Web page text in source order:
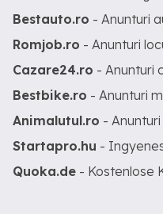
Bestauto.ro - Anunturi
Romjob.ro - Anunturi
Cazare24.ro - Anunturi
Bestbike.ro - Anunturi
Animalutul.ro -
Startapro.hu -
Quoka.de - Kostenlose